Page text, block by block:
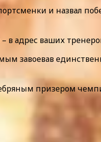
и назвал
адрес ваших
завоевав
призером